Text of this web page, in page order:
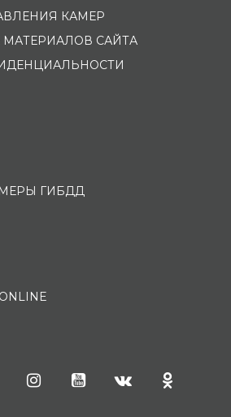
КАМЕР
САЙТА
ГИБДД